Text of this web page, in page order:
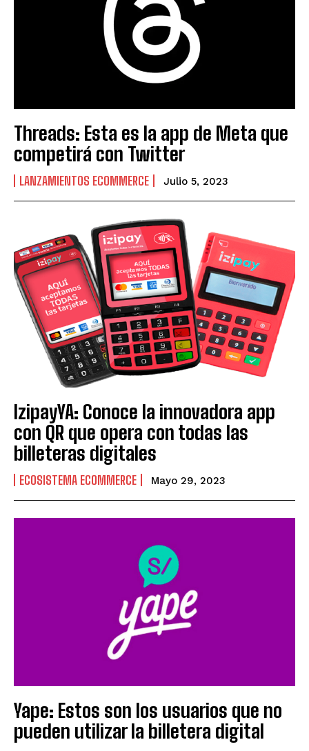
Threads: Esta es la app de Meta que
competirá con Twitter
LANZAMIENTOS ECOMMERCE Julio 5, 2023
IzipayYA: Conoce la innovadora app
con QR que opera con todas las
billeteras digitales
ECOSISTEMA ECOMMERCE Mayo 29, 2023
Yape: Estos son los usuarios que no
pueden utilizar la billetera digital